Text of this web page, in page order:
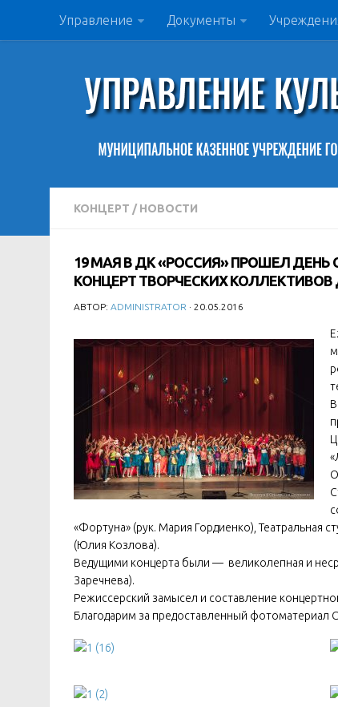
Управление Документы
КОНЦЕРТ / НОВОСТИ
19 МАЯ В ДК «РОССИЯ» ПРОШЕЛ
КОНЦЕРТ ТВОРЧЕСКИХ
АВТОР: ADMINISTRATOR · 20.05.2016
«Фортуна» (рук. Мария Гордиенко), Театральная
(Юлия Козлова).
Ведущими концерта были — великолепная и
Заречнева).
Режиссерский замысел и составление
Благодарим за предоставленный фотоматериал